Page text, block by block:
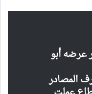
عرضه أبو
فإن غرف المصادر